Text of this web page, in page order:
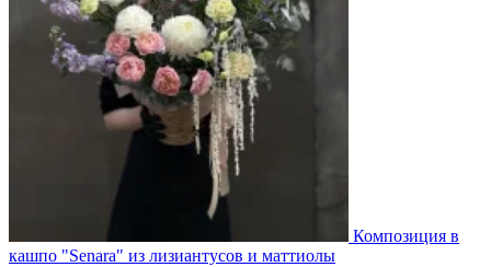
Композиция в
кашпо "Senara" из лизиантусов и маттиолы